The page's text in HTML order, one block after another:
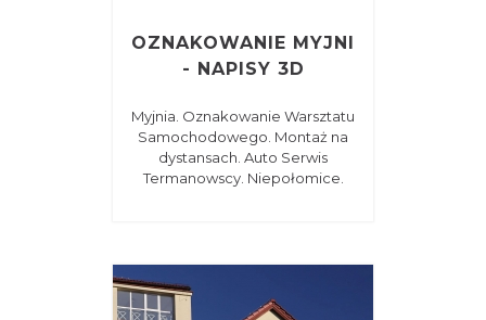
OZNAKOWANIE MYJNI
- NAPISY 3D
Myjnia. Oznakowanie Warsztatu
Samochodowego. Montaż na
dystansach. Auto Serwis
Termanowscy. Niepołomice.